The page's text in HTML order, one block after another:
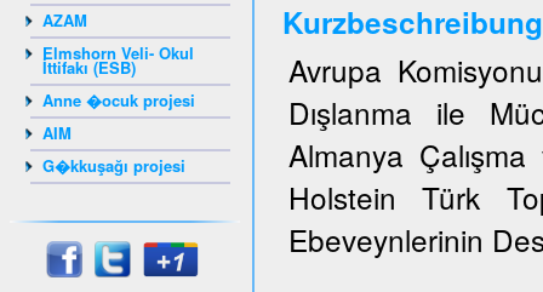
AZAM
Elmshorn Veli- Okul
İttifakı (ESB)
Anne �ocuk projesi
AIM
G�kkuşağı projesi
Kurzbeschreibung
Avrupa
Dışlanma ile
Almanya
Holstein Türk
Ebeveynlerinin